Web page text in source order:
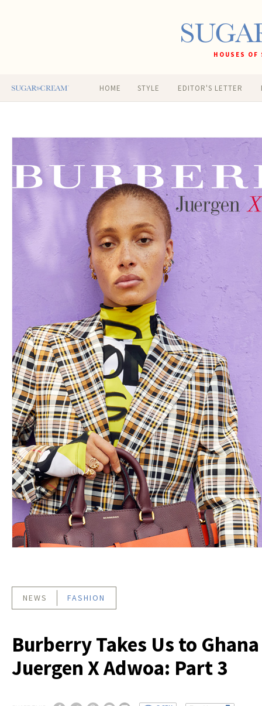
HOUSES
HOME STYLE EDITOR'S LETTER
NEWS FASHION
Burberry Takes Us to
Juergen X Adwoa: Part 3